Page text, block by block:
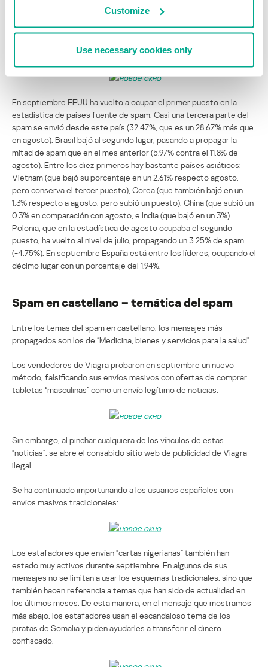
Customize
Use necessary cookies only
nuestro weblog: http://www.viruslist.com/es/weblog?page=1.
Países fuente de spam
En septiembre EEUU ha vuelto a ocupar el primer puesto en la
estadística de países fuente de spam. Casi una tercera parte del
spam se envió desde este país (32.47%, que es un 28.67% más que
en agosto). Brasil bajó al segundo lugar, pasando a propagar la
mitad de spam que en el mes anterior (5.97% contra el 11.8% de
agosto). Entre los diez primeros hay bastante países asiáticos:
Vietnam (que bajó su porcentaje en un 2.61% respecto agosto,
pero conserva el tercer puesto), Corea (que también bajó en un
1.3% respecto a agosto, pero subió un puesto), China (que subió un
0.3% en comparación con agosto, e India (que bajó en un 3%).
Polonia, que en la estadística de agosto ocupaba el segundo
puesto, ha vuelto al nivel de julio, propagando un 3.25% de spam
(-4.75%). En septiembre España está entre los líderes, ocupando el
décimo lugar con un porcentaje del 1.94%.
Spam en castellano – temática del spam
Entre los temas del spam en castellano, los mensajes más
propagados son los de “Medicina, bienes y servicios para la salud”.
Los vendedores de Viagra probaron en septiembre un nuevo
método, falsificando sus envíos masivos con ofertas de comprar
tabletas “masculinas” como un envío legítimo de noticias.
Sin embargo, al pinchar cualquiera de los vínculos de estas
“noticias”, se abre el consabido sitio web de publicidad de Viagra
ilegal.
Se ha continuado importunando a los usuarios españoles con
envíos masivos tradicionales:
Los estafadores que envían “cartas nigerianas” también han
estado muy activos durante septiembre. En algunos de sus
mensajes no se limitan a usar los esquemas tradicionales, sino que
también hacen referencia a temas que han sido de actualidad en
los últimos meses. De esta manera, en el mensaje que mostramos
más abajo, los estafadores usan el escandaloso tema de los
piratas de Somalia y piden ayudarles a transferir el dinero
confiscado.